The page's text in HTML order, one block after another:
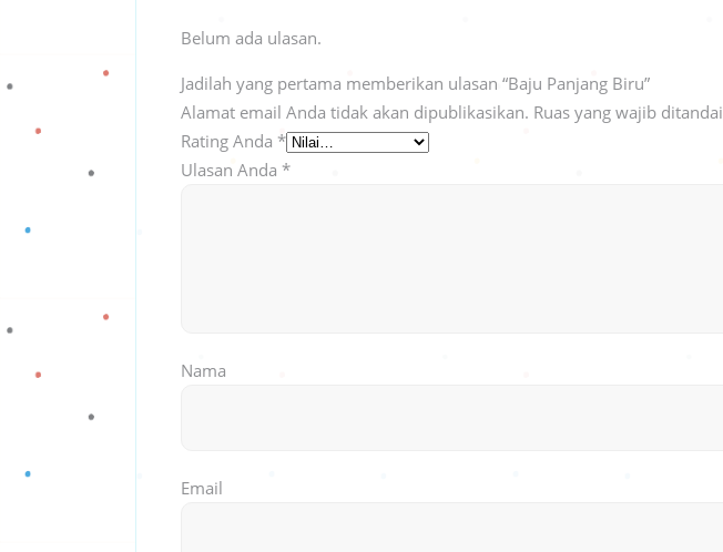
Belum ada ulasan.
Jadilah yang pertama memberikan ulasan “Baju Panjang Biru”
Alamat email Anda tidak akan dipublikasikan. Ruas yang wajib ditandai
Rating Anda *
Ulasan Anda *
Nama
Email